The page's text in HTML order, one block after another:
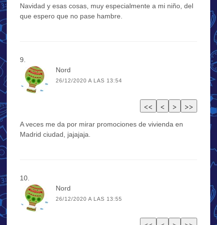
Navidad y esas cosas, muy especialmente a mi niño, del
que espero que no pase hambre.
Nord
26/12/2020 A LAS 13:54
A veces me da por mirar promociones de vivienda en
Madrid ciudad, jajajaja.
Nord
26/12/2020 A LAS 13:55